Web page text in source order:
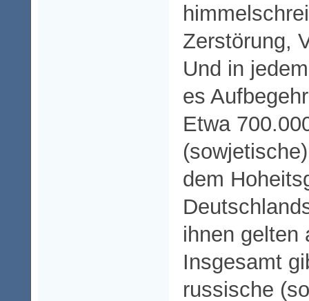
Zerstörung,
Und in
es
Etwa
dem
ihnen gelten
Insgesamt
russische